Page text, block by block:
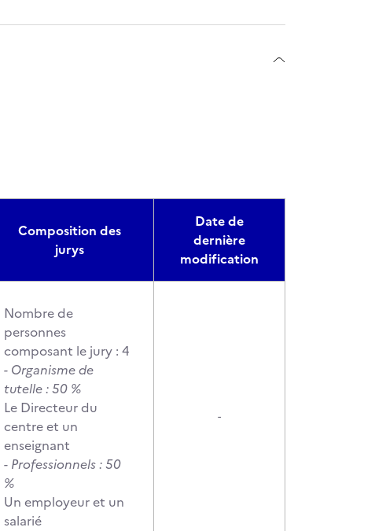
Composition des
jurys
Date de
dernière
modification
Nombre de
personnes
composant le jury : 4
- Organisme de
tutelle : 50 %
Le Directeur du
centre et un
enseignant
- Professionnels : 50
%
Un employeur et un
salarié
-